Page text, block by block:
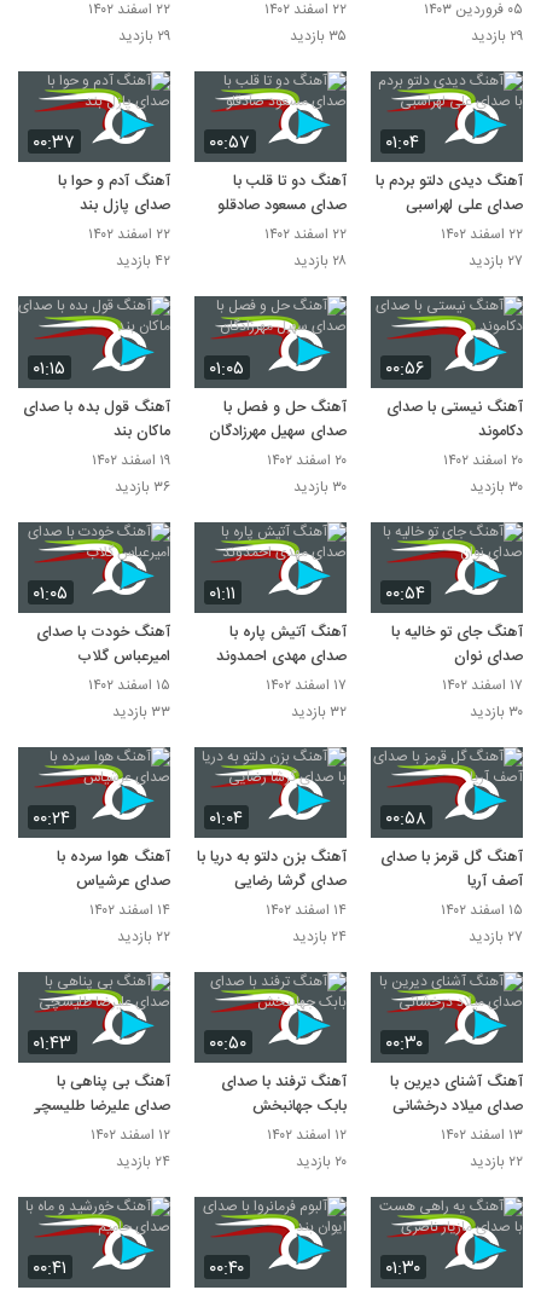
۰۵ فروردین ۱۴۰۳
۲۹ بازدید
۲۲ اسفند ۱۴۰۲
۳۵ بازدید
۲۲ اسفند ۱۴۰۲
۲۹ بازدید
۰۱:۰۴
آهنگ دیدی دلتو بردم با
صدای علی لهراسبی
۲۲ اسفند ۱۴۰۲
۲۷ بازدید
۰۰:۵۷
آهنگ دو تا قلب با
صدای مسعود صادقلو
۲۲ اسفند ۱۴۰۲
۲۸ بازدید
۰۰:۳۷
آهنگ آدم و حوا با
صدای پازل بند
۲۲ اسفند ۱۴۰۲
۴۲ بازدید
۰۰:۵۶
آهنگ نیستی با صدای
دکاموند
۲۰ اسفند ۱۴۰۲
۳۰ بازدید
۰۱:۰۵
آهنگ حل و فصل با
صدای سهیل مهرزادگان
۲۰ اسفند ۱۴۰۲
۳۰ بازدید
۰۱:۱۵
آهنگ قول بده با صدای
ماکان بند
۱۹ اسفند ۱۴۰۲
۳۶ بازدید
۰۰:۵۴
آهنگ جای تو خالیه با
صدای نوان
۱۷ اسفند ۱۴۰۲
۳۰ بازدید
۰۱:۱۱
آهنگ آتیش پاره با
صدای مهدی احمدوند
۱۷ اسفند ۱۴۰۲
۳۲ بازدید
۰۱:۰۵
آهنگ خودت با صدای
امیرعباس گلاب
۱۵ اسفند ۱۴۰۲
۳۳ بازدید
۰۰:۵۸
آهنگ گل قرمز با صدای
آصف آریا
۱۵ اسفند ۱۴۰۲
۲۷ بازدید
۰۱:۰۴
آهنگ بزن دلتو به دریا با
صدای گرشا رضایی
۱۴ اسفند ۱۴۰۲
۲۴ بازدید
۰۰:۲۴
آهنگ هوا سرده با
صدای عرشیاس
۱۴ اسفند ۱۴۰۲
۲۲ بازدید
۰۰:۳۰
آهنگ آشنای دیرین با
صدای میلاد درخشانی
۱۳ اسفند ۱۴۰۲
۲۲ بازدید
۰۰:۵۰
آهنگ ترفند با صدای
بابک جهانبخش
۱۲ اسفند ۱۴۰۲
۲۰ بازدید
۰۱:۴۳
آهنگ بی پناهی با
صدای علیرضا طلیسچی
۱۲ اسفند ۱۴۰۲
۲۴ بازدید
۰۱:۳۰ ۰۰:۴۰ ۰۰:۴۱